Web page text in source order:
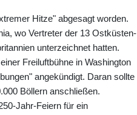
Hitze" abgesagt worden.
wo Vertreter der 13 Ostküsten-
unterzeichnet hatten.
Freiluftbühne in Washington
angekündigt. Daran sollte
Böllern anschließen.
Jahr-Feiern für ein